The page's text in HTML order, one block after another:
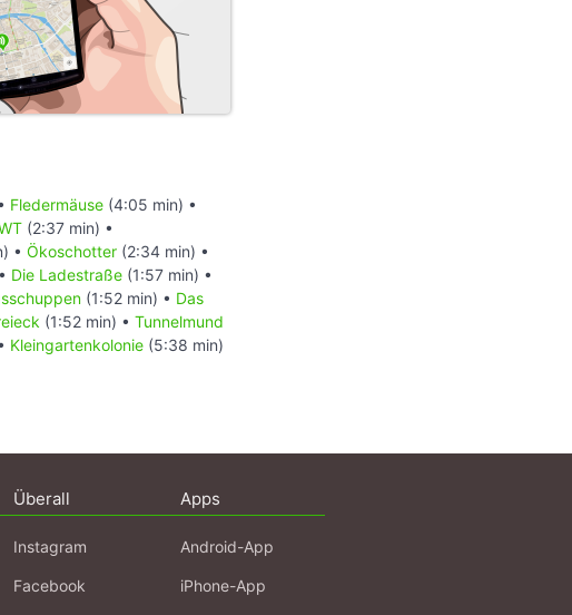
Fledermäuse (4:05 min) •
(2:37 min) •
• Ökoschotter (2:34 min) •
Die Ladestraße (1:57 min) •
(1:52 min) • Das
(1:52 min) • Tunnelmund
Kleingartenkolonie (5:38 min)
Überall
Instagram
Facebook
Apps
Android-App
iPhone-App